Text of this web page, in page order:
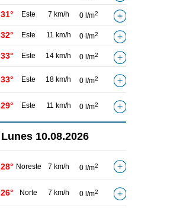
31° Este 7 km/h 0 l/m2
32° Este 11 km/h 0 l/m2
33° Este 14 km/h 0 l/m2
33° Este 18 km/h 0 l/m2
29° Este 11 km/h 0 l/m2
Lunes 10.08.2026
28° Noreste 7 km/h 0 l/m2
26° Norte 7 km/h 0 l/m2